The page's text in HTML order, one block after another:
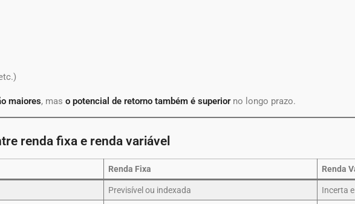
maiores, maso potencial de retorno também é superiorno longo prazo.
renda fixa e renda variável
Renda Fixa Renda
Previsível ou indexada Incerta